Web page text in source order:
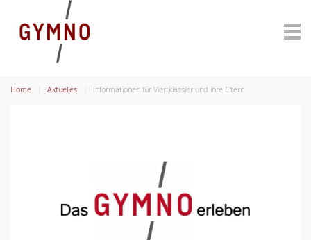
Home Aktuelles Informationen für Viertklässler und ihre Eltern